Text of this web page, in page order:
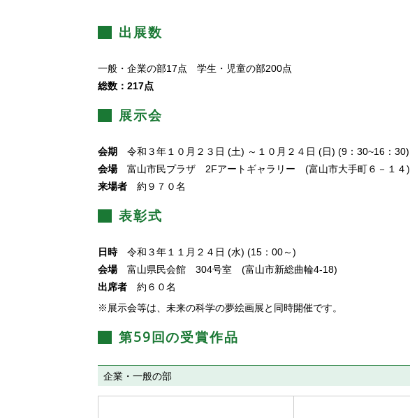
出展数
一般・企業の部17点 学生・児童の部200点
総数：217点
展示会
会期
令和３年１０月２３日 (土) ～１０月２４日 (日) (9：30~16：30)
会場富山市民プラザ 2Fアートギャラリー (富山市大手町６－１４)
来場者 約９７０名
表彰式
日時令和３年１１月２４日 (水) (15：00～)
会場富山県民会館 304号室 (富山市新総曲輪4-18)
出席者
約６０名
※展示会等は、未来の科学の夢絵画展と同時開催です。
第59回の受賞作品
企業・一般の部